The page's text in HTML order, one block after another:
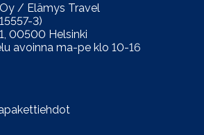
/ Elämys Travel
3)
00500 Helsinki
avoinna ma-pe klo 10-16